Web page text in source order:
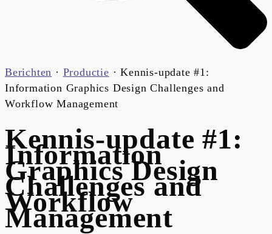
Berichten · Productie ·Kennis-update #1:
Information Graphics Design Challenges and
Workflow Management
Kennis-update #1:
Information
Graphics Design
Challenges and
Workflow
Management